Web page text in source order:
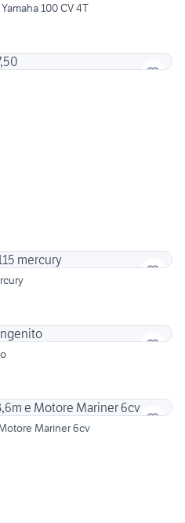
100 CV 4T
Mariner 6cv